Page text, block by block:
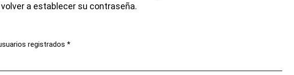
a establecer su contraseña.
registrados *